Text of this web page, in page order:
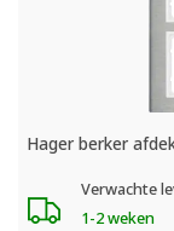
Hager berker
Verwachte
1-2 weken